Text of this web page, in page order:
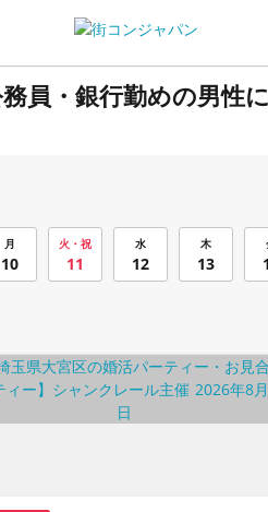
員・銀行勤めの男性
月
10
火・祝
11
水
12
木
13